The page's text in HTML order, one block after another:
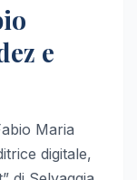
e
Maria
digitale,